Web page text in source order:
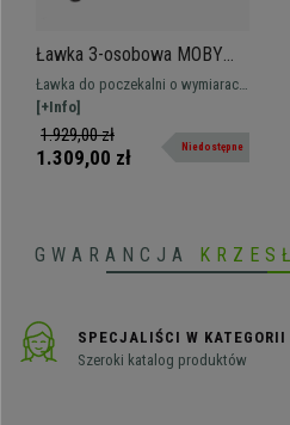
Ławka 3-osobowa MOBY
BASE, Metalowy Stelaż,
Gruba Wyściółka, Tkanina
Czerwona
Ławka do poczekalni o wymiarach
158 × 50 cm z metalową
konstrukcją. Bardzo wytrzymała i
wygodna, z grubą wyściółką.
[+Info]
1.929,00 zł
1.309,00 zł Niedostępne
GWARANCJA
SPECJALIŚCI W KATEGORII
Szeroki katalog produktów